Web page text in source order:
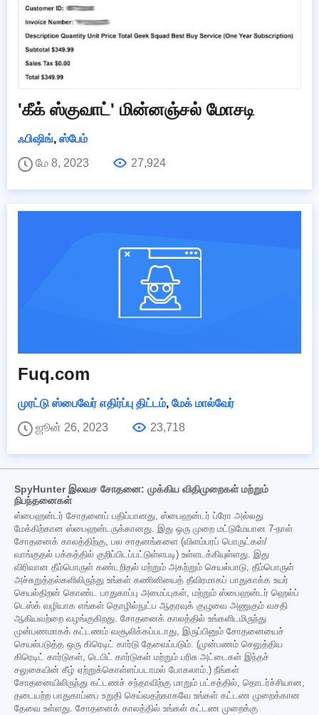
'கீக் ஸ்குவாட்' மின்னஞ்சல் மோசடி
ஃபிஷிங், ஸ்பேம்
மே 8, 2023
27,924
Fuq.com
முரட்டு ஸ்பைவேர் எதிர்ப்பு திட்டம், மேக் மால்வேர்
ஜூன் 26, 2023
23,718
SpyHunter இலவச சோதனை: முக்கிய விதிமுறைகள் மற்றும்
நிபந்தனைகள்
ஸ்பைஹன்டர் சோதனைப் பதிப்பானது, ஸ்பைஹன்டர் ப்ரோ அல்லது
மேக்கிற்கான ஸ்பைஹன்டருக்கானது. இது ஒரு முறை மட்டுமேயான 7-நாள்
சோதனைக் காலத்திற்கு, பல சாதனங்களை (விளம்பரப் பொருட்கள்/
வாங்குதல் பக்கத்தில் குறிப்பிடப்பட்டுள்ளபடி) உள்ளடக்கியுள்ளது. இது
விரிவான தீம்பொருள் கண்டறிதல் மற்றும் அகற்றும் செயல்பாடு, தீம்பொருள்
அச்சுறுத்தல்களிலிருந்து உங்கள் கணினியைத் தீவிரமாகப் பாதுகாக்க உயர்
செயல்திறன் கொண்ட பாதுகாப்பு அமைப்புகள், மற்றும் ஸ்பைஹன்டர் ஹெல்ப்
டெஸ்க் வழியாக எங்கள் தொழில்நுட்ப ஆதரவுக் குழுவை அணுகும் வசதி
ஆகியவற்றை வழங்குகிறது. சோதனைக் காலத்தில் உங்களிடமிருந்து
முன்பணமாகக் கட்டணம் வசூலிக்கப்படாது, இருப்பினும் சோதனையைச்
செயல்படுத்த ஒரு கிரெடிட் கார்டு தேவைப்படும். (முன்பணம் செலுத்திய
கிரெடிட் கார்டுகள், டெபிட் கார்டுகள் மற்றும் பரிசு அட்டைகள் இந்தச்
சலுகையின் கீழ் ஏற்றுக்கொள்ளப்படாமல் போகலாம்.) நீங்கள்
சோதனையிலிருந்து கட்டணச் சந்தாவிற்கு மாறும் பட்சத்தில், தொடர்ச்சியான,
தடையற்ற பாதுகாப்பை உறுதி செய்வதற்காகவே உங்கள் கட்டண முறைக்கான
தேவை உள்ளது. சோதனைக் காலத்தில் உங்கள் கட்டண முறைக்கு